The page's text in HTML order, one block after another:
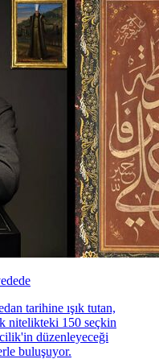
tarihine ışık tutan,
nitelikteki 150 seçkin
düzenleyeceği
buluşuyor.